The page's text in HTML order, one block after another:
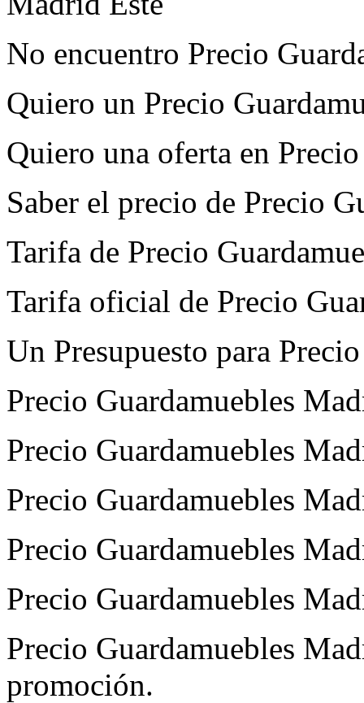
No encuentro Precio
Quiero un Precio
Quiero una oferta en
Saber el precio de Precio
Tarifa de Precio
Tarifa oficial de Precio
Un Presupuesto para
Precio Guardamuebles
Precio Guardamuebles
Precio Guardamuebles
Precio Guardamuebles
Precio Guardamuebles
Precio Guardamuebles
promoción.